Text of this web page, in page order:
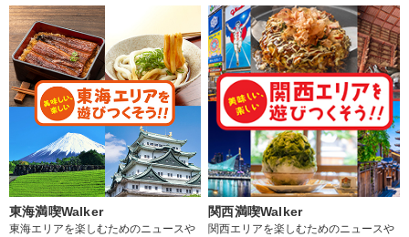
東海満喫Walker
東海エリアを楽しむためのニュースや
関西満喫Walker
関西エリアを楽しむためのニュースや